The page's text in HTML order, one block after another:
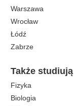
Warszawa
Wrocław
Łódź
Zabrze
Także studiują
Fizyka
Biologia